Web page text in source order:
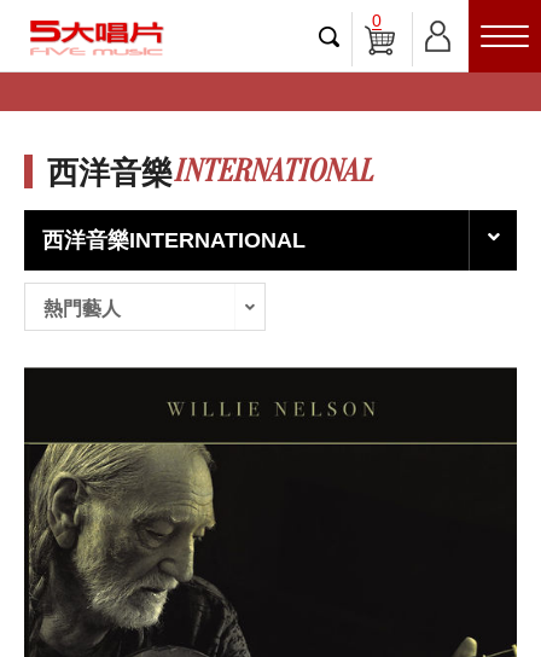
0
西洋音樂INTERNATIONAL
西洋音樂INTERNATIONAL
熱門藝人